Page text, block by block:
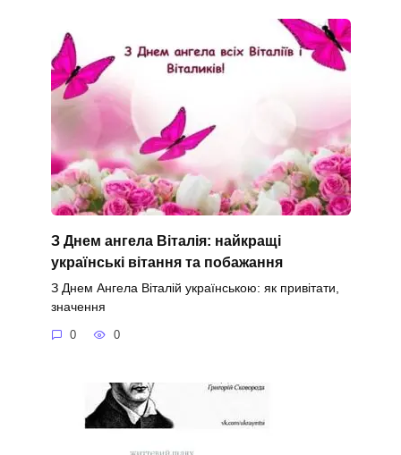
З Днем ангела Віталія: найкращі
українські вітання та побажання
З Днем Ангела Віталій українською: як привітати,
значення
0 0